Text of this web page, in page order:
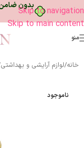
خرید
Skip to navigation
Skip to main content
منو
خانه/لوازم آرایشی و بهداشتی
ناموجود